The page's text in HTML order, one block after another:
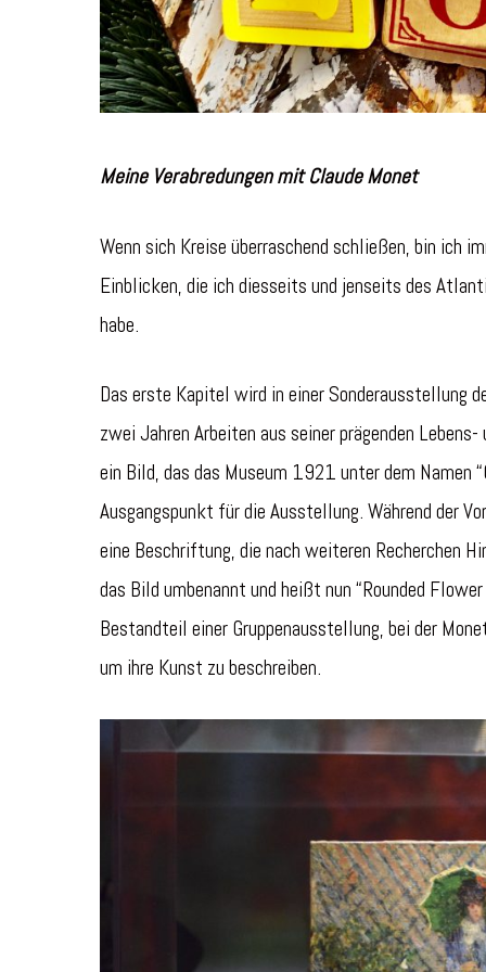
Meine Verabredungen mit Claude Monet
Wenn sich Kreise überraschend schließen, bin ich
Einblicken, die ich diesseits und jenseits des
habe.
Das erste Kapitel wird in einer Sonderausstellung
zwei Jahren Arbeiten aus seiner prägenden
ein Bild, das das Museum 1921 unter dem Namen
Ausgangspunkt für die Ausstellung. Während der
eine Beschriftung, die nach weiteren Recherchen
das Bild umbenannt und heißt nun “Rounded
Bestandteil einer Gruppenausstellung, bei der
um ihre Kunst zu beschreiben.